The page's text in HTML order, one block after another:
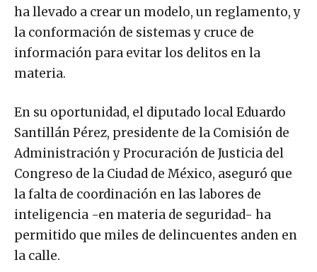
ha llevado a crear un modelo, un reglamento, y
la conformación de sistemas y cruce de
información para evitar los delitos en la
materia.
En su oportunidad, el diputado local Eduardo
Santillán Pérez, presidente de la Comisión de
Administración y Procuración de Justicia del
Congreso de la Ciudad de México, aseguró que
la falta de coordinación en las labores de
inteligencia -en materia de seguridad- ha
permitido que miles de delincuentes anden en
la calle.